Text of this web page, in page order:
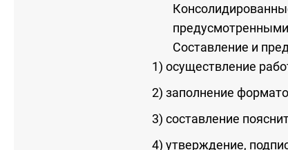
предусмотренными
Составление и
1) осуществление
2) заполнение
3) составление
4) утверждение,